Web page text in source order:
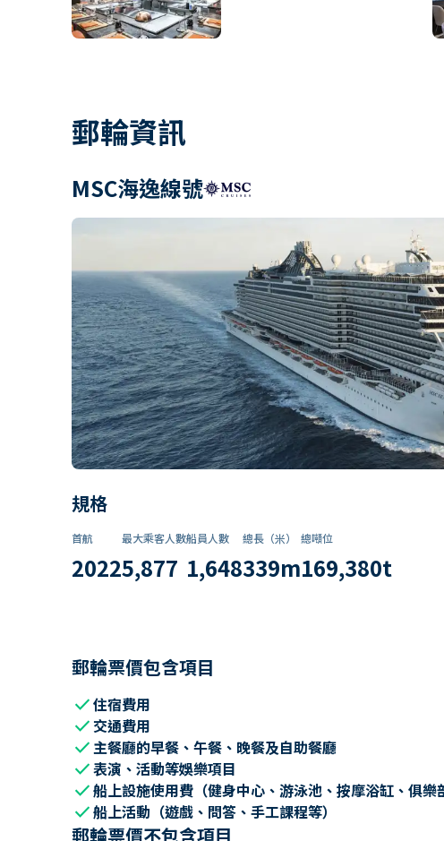
郵輪資訊
MSC海逸線號
規格
首航
2022
最大乘客人數
5,877
船員人數
1,648
總長（米）
339m
總噸位
169,380t
郵輪票價包含項目
check住宿費用
check 交通費用
check主餐廳的早餐、午餐、晚餐及自助餐廳
check表演、活動等娛樂項目
check船上設施使用費（健身中心、游泳池、按摩浴缸、俱樂
check船上活動（遊戲、問答、手工課程等）
郵輪票價不包含項目